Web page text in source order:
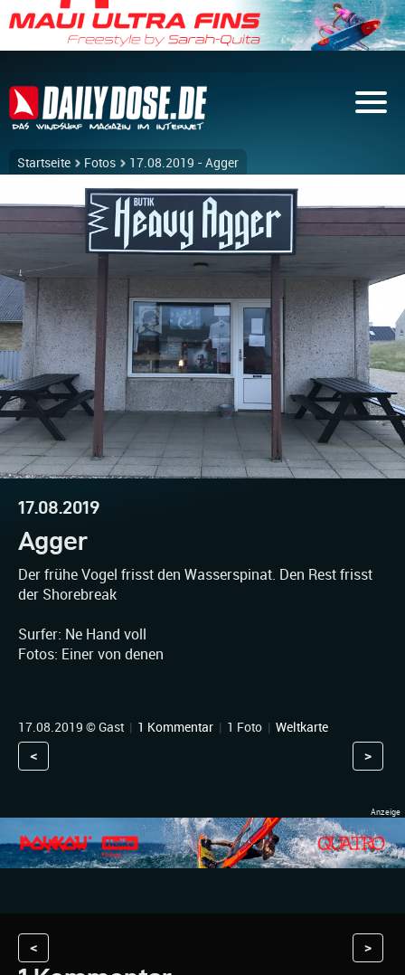
Startseite Fotos 17.08.2019 - Agger
17.08.2019
Agger
Der frühe Vogel frisst den Wasserspinat. Den Rest frisst
der Shorebreak
Surfer: Ne Hand voll
Fotos: Einer von denen
17.08.2019 © Gast | 1 Kommentar | 1 Foto | Weltkarte
< >
< >